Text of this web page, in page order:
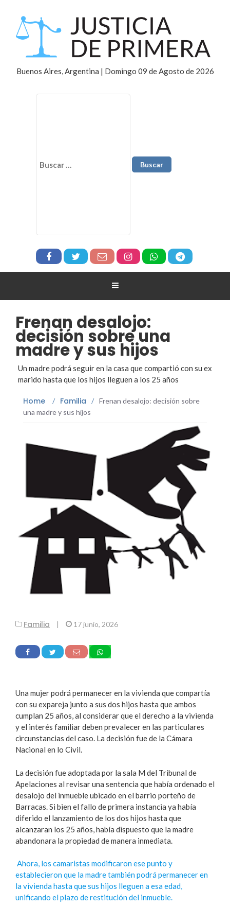
Buenos Aires, Argentina | Domingo 09 de Agosto de 2026
Frenan desalojo:
decisión sobre una
madre y sus hijos
Un madre podrá seguir en la casa que compartió con su ex
marido hasta que los hijos lleguen a los 25 años
Home / Familia / Frenan desalojo: decisión sobre
una madre y sus hijos
Familia | 17 junio, 2026
Una mujer podrá permanecer en la vivienda que compartía
con su expareja junto a sus dos hijos hasta que ambos
cumplan 25 años, al considerar que el derecho a la vivienda
y el interés familiar deben prevalecer en las particulares
circunstancias del caso. La decisión fue de la Cámara
Nacional en lo Civil.
La decisión fue adoptada por la sala M del Tribunal de
Apelaciones al revisar una sentencia que había ordenado el
desalojo del inmueble ubicado en el barrio porteño de
Barracas. Si bien el fallo de primera instancia ya había
diferido el lanzamiento de los dos hijos hasta que
alcanzaran los 25 años, había dispuesto que la madre
abandonara la propiedad de manera inmediata.
Ahora, los camaristas modificaron ese punto y
establecieron que la madre también podrá permanecer en
la vivienda hasta que sus hijos lleguen a esa edad,
unificando el plazo de restitución del inmueble.